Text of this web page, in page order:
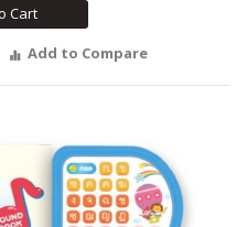
Cart
Add to Compare